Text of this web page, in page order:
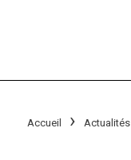
Accueil Actualités